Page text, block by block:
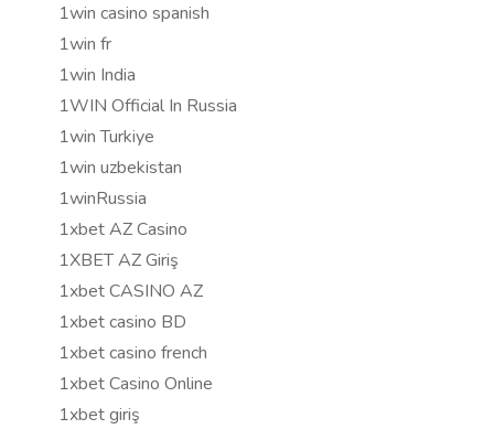
1win casino spanish
1win fr
1win India
1WIN Official In Russia
1win Turkiye
1win uzbekistan
1winRussia
1xbet AZ Casino
1XBET AZ Giriş
1xbet CASINO AZ
1xbet casino BD
1xbet casino french
1xbet Casino Online
1xbet giriş